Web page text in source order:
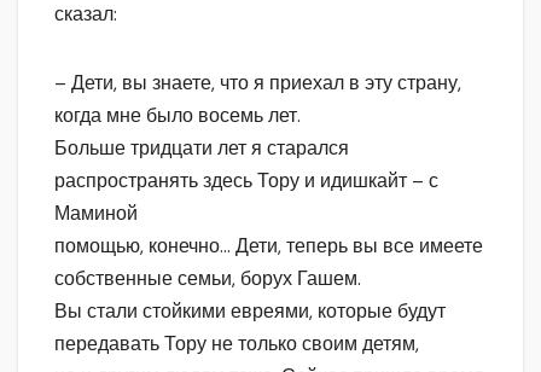
сказал:
– Дети, вы знаете, что я приехал в эту страну,
когда мне было восемь лет.
Больше тридцати лет я старался
распространять здесь Тору и идишкайт – с
Маминой
помощью, конечно… Дети, теперь вы все имеете
собственные семьи, борух Гашем.
Вы стали стойкими евреями, которые будут
передавать Тору не только своим детям,